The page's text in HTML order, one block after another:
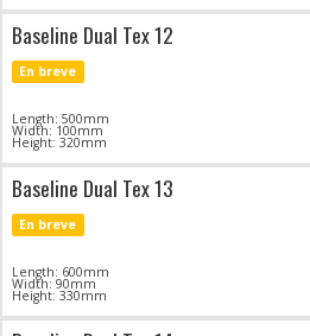
Baseline Dual Tex 12
En breve
Length: 500mm
Width: 100mm
Height: 320mm
Baseline Dual Tex 13
En breve
Length: 600mm
Width: 90mm
Height: 330mm